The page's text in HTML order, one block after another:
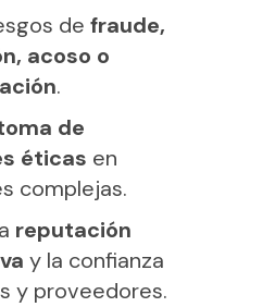
de fraude,
acoso o
.
de
éticas en
complejas.
reputación
y la confianza
y proveedores.